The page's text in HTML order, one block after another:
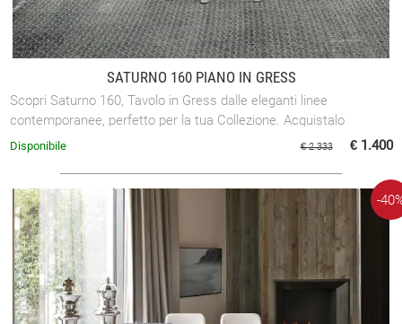
SATURNO 160 PIANO IN GRESS
Scopri Saturno 160, Tavolo in Gress dalle eleganti linee
contemporanee, perfetto per la tua Collezione. Acquistalo
adesso!
€ 2.333 € 1.400
Disponibile
-